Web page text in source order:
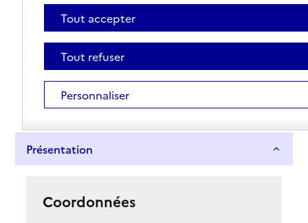
Présentation
Coordonnées
Tout accepter
Tout refuser
Personnaliser